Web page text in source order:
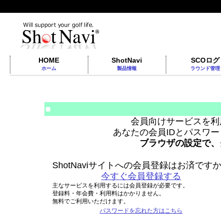
HOME
ホーム
ShotNavi
製品情報
SCOログ
ラウンド管理
■
会員向けサービスを
あなたの会員IDとパスワ
ブラウザの設定で
ShotNaviサイトへの会員登録はお済です
今すぐ会員登録する
主なサービスを利用するには会員登録が必要です。
登録料・年会費・利用料はかかりません。
無料でご利用いただけます。
パスワードを忘れた方はこちら